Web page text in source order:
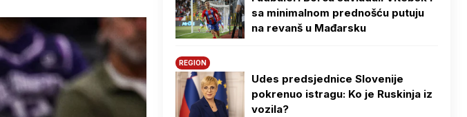
sa minimalnom prednošću putuju
na revanš u Mađarsku
REGION
Udes predsjednice Slovenije
pokrenuo istragu: Ko je Ruskinja iz
vozila?